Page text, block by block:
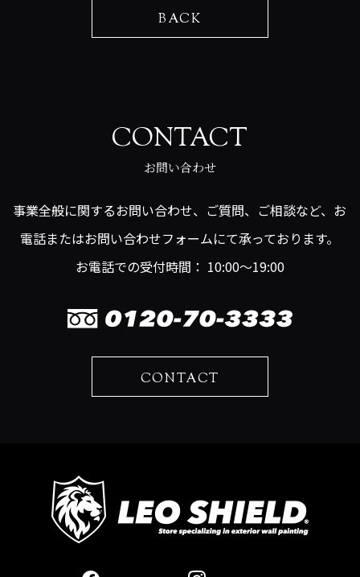
BACK
CONTACT
お問い合わせ
事業全般に関するお問い合わせ、ご質問、ご相談など、お
電話またはお問い合わせフォームにて承っております。
お電話での受付時間： 10:00～19:00
CONTACT